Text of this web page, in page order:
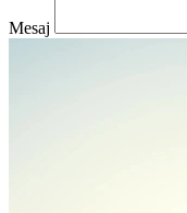
Mesaj